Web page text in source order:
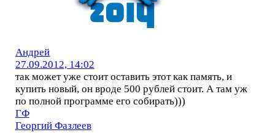
Андрей
27.09.2012, 14:02
так может уже стоит оставить этот как память, и
купить новый, он вроде 500 рублей стоит. А там уж
по полной программе его собирать)))
ГФ
Георгий Фазлеев